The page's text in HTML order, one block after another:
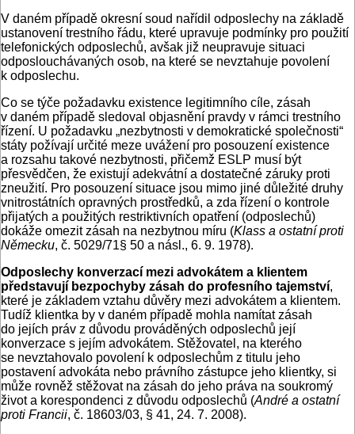
V daném případě okresní soud nařídil odposlechy na základě
ustanovení trestního řádu, které upravuje podmínky pro použití
telefonických odposlechů, avšak již neupravuje situaci
odposlouchávaných osob, na které se nevztahuje povolení
k odposlechu.
Co se týče požadavku existence legitimního cíle, zásah
v daném případě sledoval objasnění pravdy v rámci trestního
řízení. U požadavku „nezbytnosti v demokratické společnosti“
státy požívají určité meze uvážení pro posouzení existence
a rozsahu takové nezbytnosti, přičemž ESLP musí být
přesvědčen, že existují adekvátní a dostatečné záruky proti
zneužití. Pro posouzení situace jsou mimo jiné důležité druhy
vnitrostátních opravných prostředků, a zda řízení o kontrole
přijatých a použitých restriktivních opatření (odposlechů)
dokáže omezit zásah na nezbytnou míru (Klass a ostatní proti
Německu, č. 5029/71§ 50 a násl., 6. 9. 1978).
Odposlechy konverzací mezi advokátem a klientem
představují bezpochyby zásah do profesního tajemství,
které je základem vztahu důvěry mezi advokátem a klientem.
Tudíž klientka by v daném případě mohla namítat zásah
do jejích práv z důvodu prováděných odposlechů její
konverzace s jejím advokátem. Stěžovatel, na kterého
se nevztahovalo povolení k odposlechům z titulu jeho
postavení advokáta nebo právního zástupce jeho klientky, si
může rovněž stěžovat na zásah do jeho práva na soukromý
život a korespondenci z důvodu odposlechů (André a ostatní
proti Francii, č. 18603/03, § 41, 24. 7. 2008).